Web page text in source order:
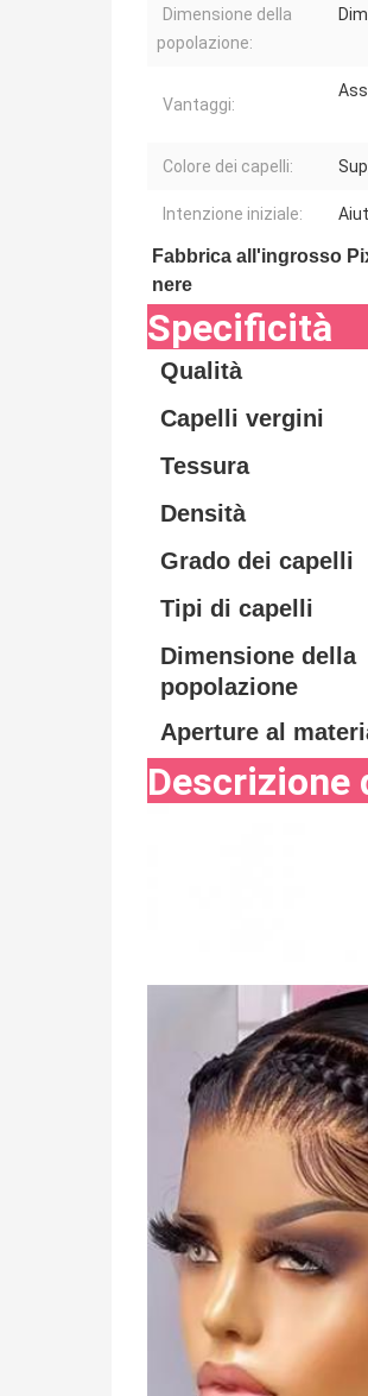
Dimensione della
popolazione:
Vantaggi:
Colore dei capelli:
Intenzione iniziale:
Fabbrica all'ingrosso
nere
Specificità
Qualità
Capelli vergini
Tessura
Densità
Grado dei capelli
Tipi di capelli
Dimensione della
popolazione
Aperture al
Descrizione